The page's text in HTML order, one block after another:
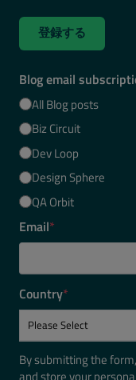
登録する
Blog email
All Blog posts
Biz Circuit
Dev Loop
Design Sphere
QA Orbit
Email*
Country*
By submitting the